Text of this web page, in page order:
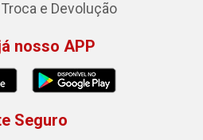
e Devolução
nosso APP
Seguro